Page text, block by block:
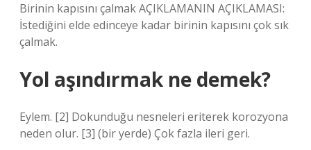
Birinin kapısını çalmak AÇIKLAMANIN AÇIKLAMASI:
İstediğini elde edinceye kadar birinin kapısını çok sık
çalmak.
Yol aşındırmak ne demek?
Eylem. [2] Dokunduğu nesneleri eriterek korozyona
neden olur. [3] (bir yerde) Çok fazla ileri geri.